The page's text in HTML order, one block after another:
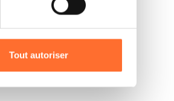
protection des données
Tout autoriser